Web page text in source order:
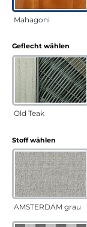
Mahagoni
Geflecht wählen
Old Teak
Stoff wählen
AMSTERDAM grau